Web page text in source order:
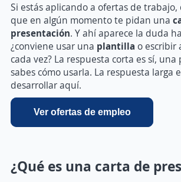
Si estás aplicando a ofertas de
que en algún momento te pidan una
presentación. Y ahí aparece la duda
¿conviene usar una plantilla o escribir
cada vez? La respuesta corta es sí,
sabes cómo usarla. La respuesta larga
desarrollar aquí.
Ver ofertas de empleo
¿Qué es una carta de